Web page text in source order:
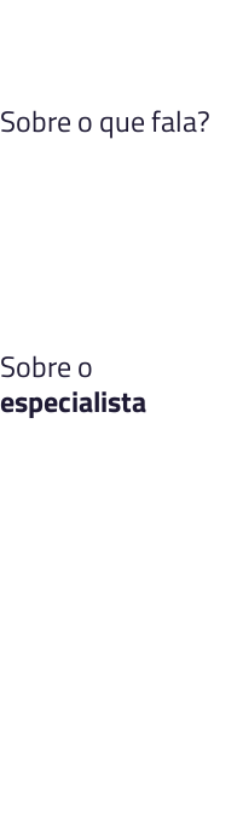
Sobre o que fala?
Sobre o
especialista